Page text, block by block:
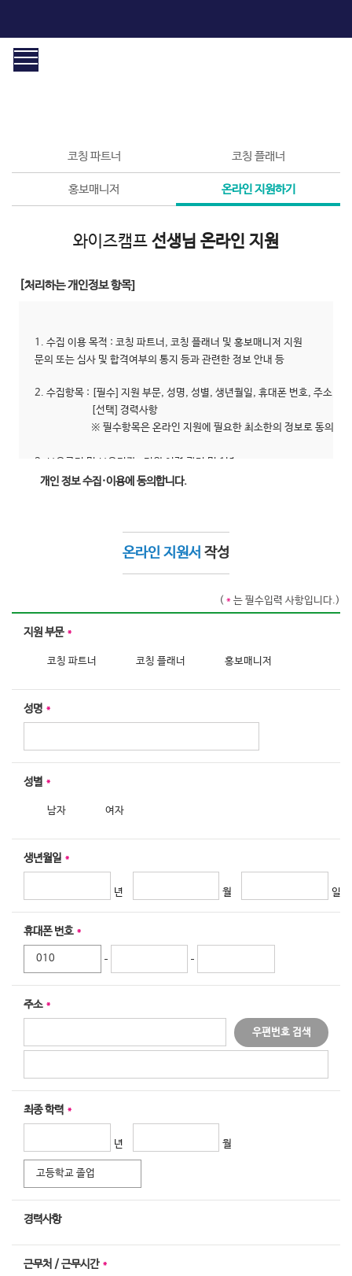
코칭 파트너 코칭 플래너
홍보매니저 온라인 지원하기
와이즈캠프 선생님 온라인 지원
[처리하는 개인정보 항목]
1. 수집 이용 목적 : 코칭 파트너, 코칭 플래너 및 홍보매니저 지원
문의 또는 심사 및 합격여부의 통지 등과 관련한 정보 안내 등
2. 수집항목 : [필수] 지원 부문, 성명, 성별, 생년월일, 휴대폰 번호, 주소, 최
3. 보유근거 및 보유기간 : 지원 이력 관리 및 1년
개인 정보 수집·이용에 동의합니다.
온라인 지원서 작성
( * 는 필수입력 사항입니다.)
지원 부문 *
코칭 파트너 코칭 플래너 홍보매니저
성명 *
성별 *
남자 여자
생년월일 *
휴대폰 번호 *
010
주소 *
우편번호 검색
최종 학력 *
고등학교 졸업
경력사항
근무처 / 근무시간 *